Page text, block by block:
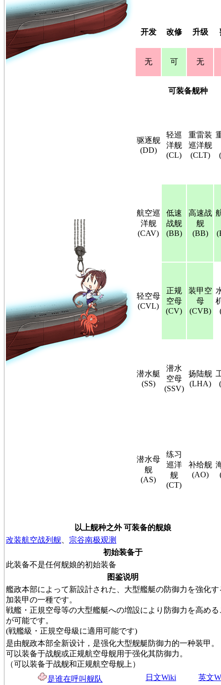
开发 改修 升级
无 可 无
可装备舰种
驱逐舰
(DD)
轻巡
洋舰
(CL)
重雷装
巡洋舰
(CLT)
航空巡
洋舰
(CAV)
低速
战舰
(BB)
高速战
舰
(BB)
轻空母
(CVL)
正规
空母
(CV)
装甲空
母
(CVB)
潜水艇
(SS)
潜水
空母
(SSV)
扬陆舰
(LHA)
潜水母
舰
(AS)
练习
巡洋
舰
(CT)
补给舰
(AO)
以上舰种之外 可装备的舰娘
改装航空战列舰
宗谷南极观测
初始装备于
此装备不是任何舰娘的初始装备
图鉴说明
艦政本部によって新設計された、大型艦艇の防御力を強化す
加装甲の一種です。
戦艦・正規空母等の大型艦艇への増設により防御力を高める
が可能です。
(戦艦級・正規空母級に適用可能です)
是由舰政本部全新设计，是强化大型舰艇防御力的一种装甲。
可以装备于战舰或正规航空母舰用于强化其防御力。
（可以装备于战舰和正规航空母舰上）
是谁在呼叫舰队
日文Wiki
英文